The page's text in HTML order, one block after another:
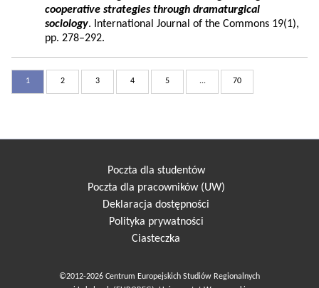
cooperative strategies through dramaturgical
sociology. International Journal of the Commons 19(1),
pp. 278–292.
1 2 3 4 5 ... 70
Poczta dla studentów
Poczta dla pracowników (UW)
Deklaracja dostępności
Polityka prywatności
Ciasteczka
©2012-2026 Centrum Europejskich Studiów Regionalnych